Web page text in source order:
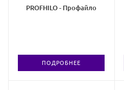
PROFHILO - Профайло
ПОДРОБНЕЕ